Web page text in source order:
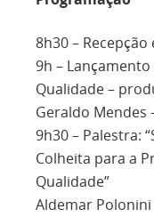
8h30 –
9h –
Qualidade –
Geraldo Mendes
9h30 – Palestra:
Colheita para a
Qualidade”
Aldemar